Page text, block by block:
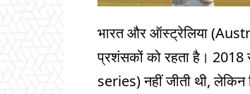
भारत और ऑस्ट्रेलिया
प्रशंसकों को रहता है।
series) नहीं जीती थी, लेकिन